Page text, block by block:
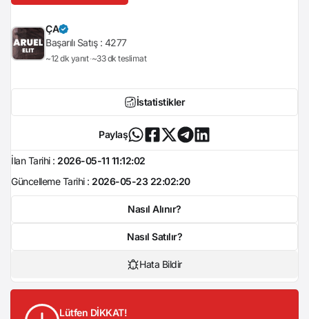
ÇA
Başarılı Satış : 4277
~12 dk yanıt ~33 dk teslimat
İstatistikler
Paylaş
İlan Tarihi : 2026-05-11 11:12:02
Güncelleme Tarihi : 2026-05-23 22:02:20
Nasıl Alınır?
Nasıl Satılır?
Hata Bildir
Lütfen DİKKAT!